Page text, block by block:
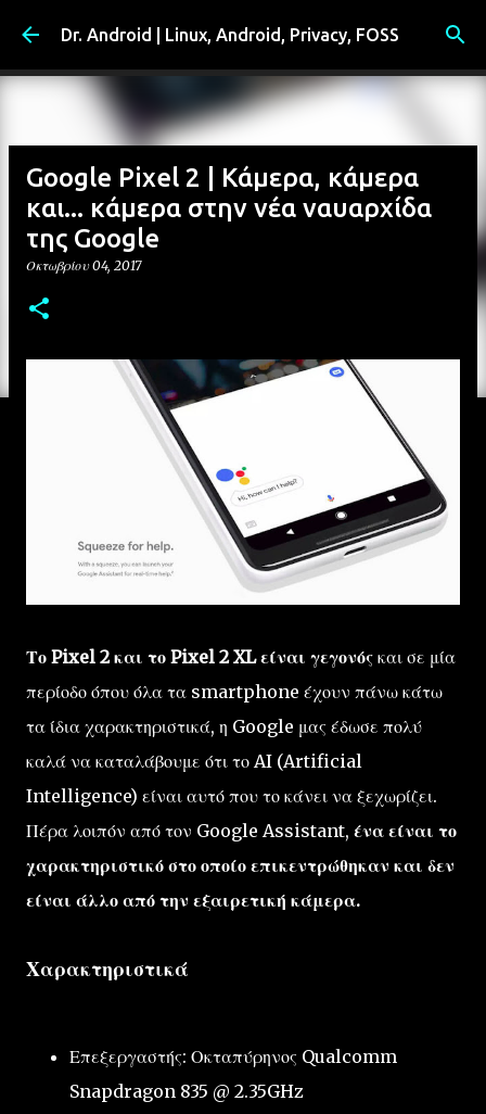
Μετάβαση στο κύριο περιεχόμενο
Dr. Android | Linux, Android, Privacy, FOSS
Google Pixel 2 | Κάμερα, κάμερα
και... κάμερα στην νέα ναυαρχίδα
της Google
Οκτωβρίου 04, 2017
Το Pixel 2 και το Pixel 2 XL είναι γεγονός και σε μία
περίοδο όπου όλα τα smartphone έχουν πάνω κάτω
τα ίδια χαρακτηριστικά, η Google μας έδωσε πολύ
καλά να καταλάβουμε ότι το AI (Artificial
Intelligence) είναι αυτό που το κάνει να ξεχωρίζει.
Πέρα λοιπόν από τον Google Assistant, ένα είναι το
χαρακτηριστικό στο οποίο επικεντρώθηκαν και δεν
είναι άλλο από την εξαιρετική κάμερα.
Χαρακτηριστικά
Επεξεργαστής: Οκταπύρηνος Qualcomm
Snapdragon 835 @ 2.35GHz